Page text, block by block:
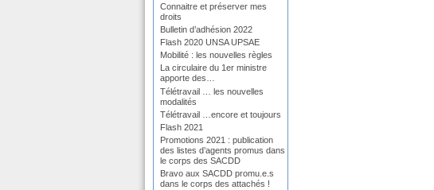
Connaitre et préserver mes
droits
Bulletin d’adhésion 2022
Flash 2020 UNSA UPSAE
Mobilité : les nouvelles règles
La circulaire du 1er ministre
apporte des…
Télétravail … les nouvelles
modalités
Télétravail …encore et toujours
Flash 2021
Promotions 2021 : publication
des listes d’agents promus dans
le corps des SACDD
Bravo aux SACDD promu.e.s
dans le corps des attachés !